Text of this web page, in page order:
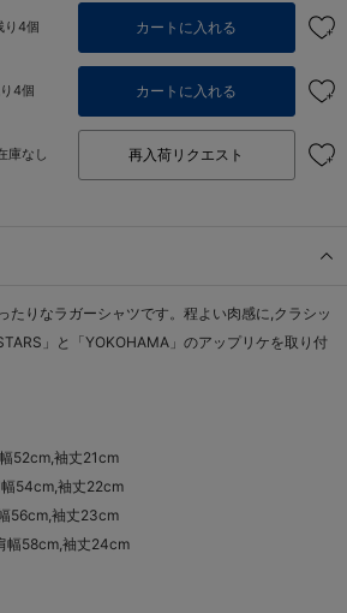
り4個 カートに入れる
4個 カートに入れる
庫なし 再入荷リクエスト
たりなラガーシャツです。程よい肉感に,クラシッ
」と「YOKOHAMA」のアップリケを取り付
52cm,袖丈21cm
54cm,袖丈22cm
56cm,袖丈23cm
幅58cm,袖丈24cm